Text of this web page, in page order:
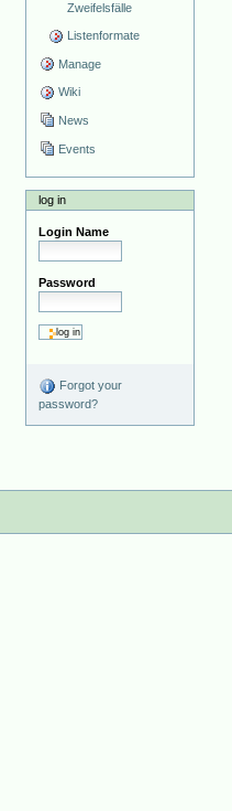
Zweifelsfälle
Listenformate
Manage
Wiki
News
Events
log in
Login Name
Password
Forgot your
password?